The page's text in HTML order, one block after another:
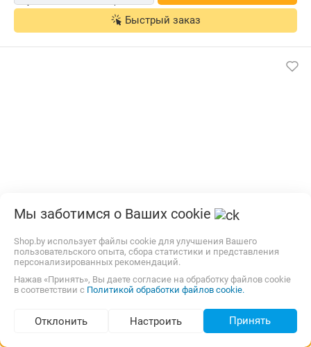
Подбор по параметрам (222)
Быстрый заказ
Cпортивный мат Perfetto Sport №3 складной
100x100x10 (синий/желтый)
Тип:Гимнастический мат Складной:Есть
Цвет:
Желтый, Синий
22,00 р.,14 августа карта, наличные, рассрочка, кредит
177,06р. lix.by 3.0
Мы заботимся о Ваших cookie
Shop.by использует файлы cookie для улучшения Вашего
пользовательского опыта, сбора статистики и представления
персонализированных рекомендаций.
Нажав «Принять», Вы даете согласие на обработку файлов cookie
в соответствии с Политикой обработки файлов cookie.
Отклонить Настроить Принять